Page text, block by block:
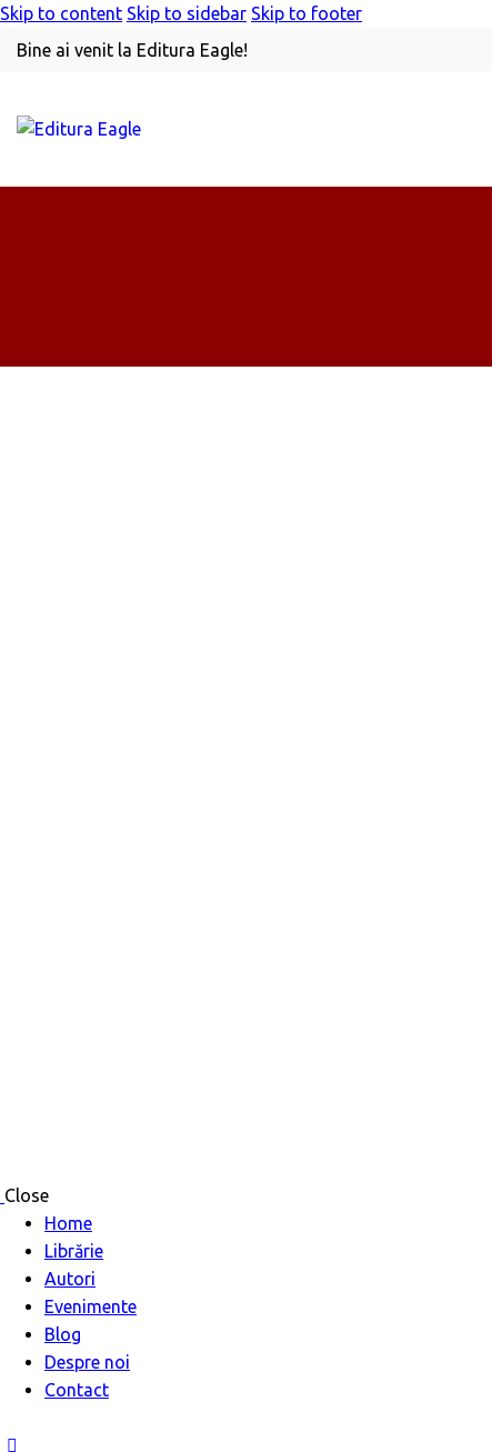
Skip to content Skip to sidebar Skip to footer
Bine ai venit la Editura Eagle!
Close
Home
Librărie
Autori
Evenimente
Blog
Despre noi
Contact